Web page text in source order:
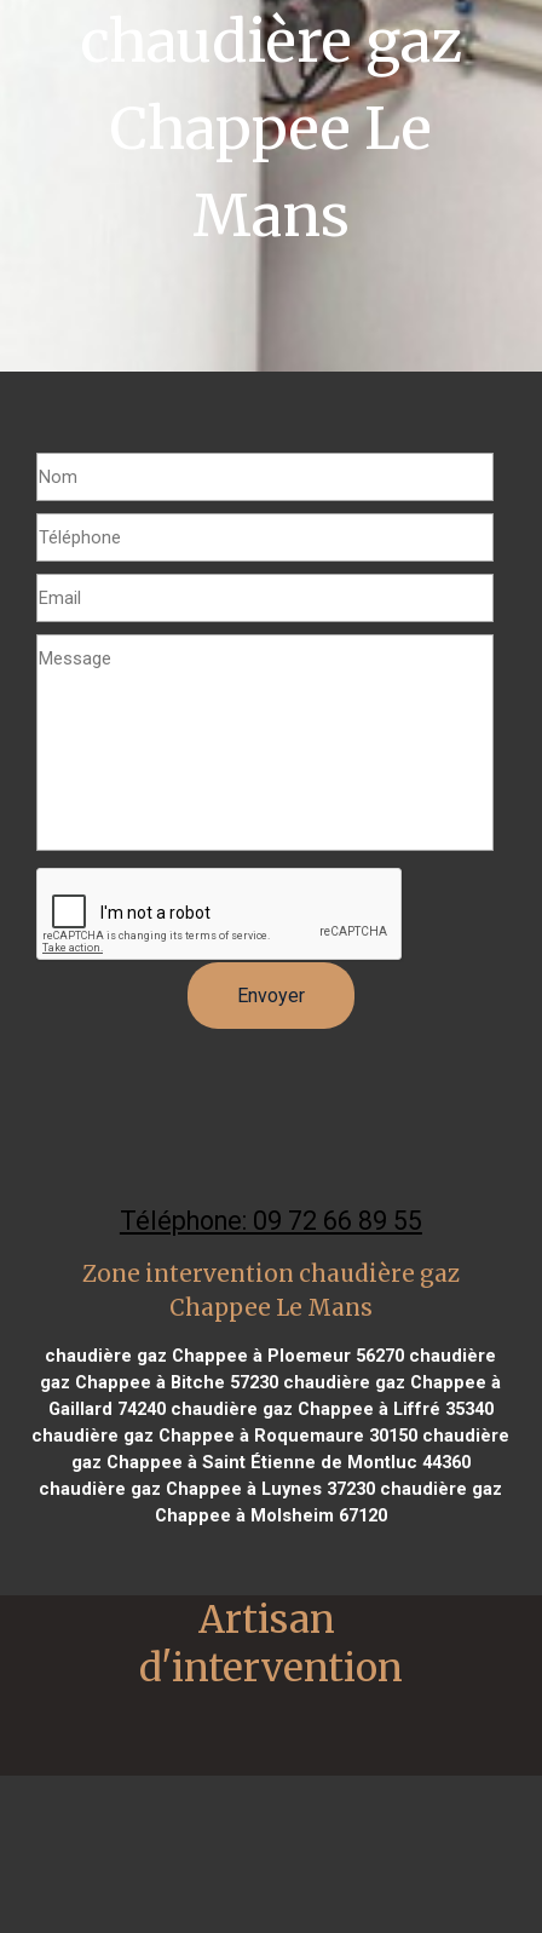
chaudière gaz
Chappee Le
Mans
Téléphone: 09 72 66 89 55
Zone intervention chaudière gaz
Chappee Le Mans
chaudière gaz Chappee à Ploemeur 56270 chaudière
gaz Chappee à Bitche 57230 chaudière gaz Chappee à
Gaillard 74240chaudière gaz Chappee à Liffré 35340
chaudière gaz Chappee à Roquemaure 30150 chaudière
gaz Chappee à Saint Étienne de Montluc 44360
chaudière gaz Chappee à Luynes 37230 chaudière gaz
Chappee à Molsheim 67120
Artisan
d'intervention